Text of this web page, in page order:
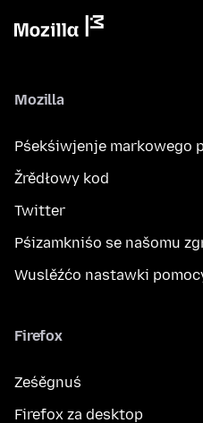
Mozilla
Pśekśiwjenje markowego
Žrědłowy kod
Twitter
Pśizamkniśo se našomu
Wuslěźćo nastawki
Firefox
Ześěgnuś
Firefox za desktop